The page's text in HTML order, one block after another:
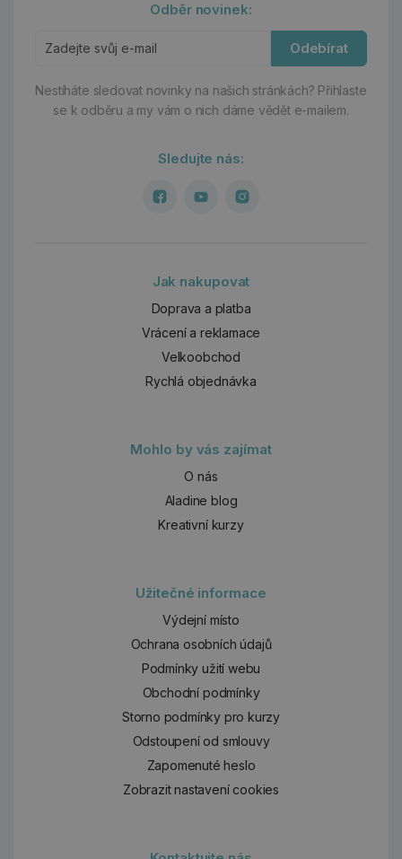
Odběr novinek:
Odebírat
Nestíháte sledovat novinky na našich stránkách? Přihlaste
se k odběru a my vám o nich dáme vědět e-mailem.
Sledujte nás:
Jak nakupovat
Doprava a platba
Vrácení a reklamace
Velkoobchod
Rychlá objednávka
Mohlo by vás zajímat
O nás
Aladine blog
Kreativní kurzy
Užitečné informace
Výdejní místo
Ochrana osobních údajů
Podmínky užití webu
Obchodní podmínky
Storno podmínky pro kurzy
Odstoupení od smlouvy
Zapomenuté heslo
Zobrazit nastavení cookies